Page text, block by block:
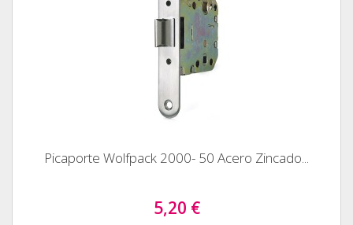
Picaporte Wolfpack 2000- 50 Acero Zincado...
5,20 €